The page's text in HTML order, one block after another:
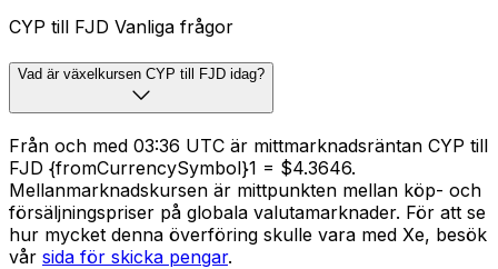
CYP till FJD Vanliga frågor
Vad är växelkursen CYP till FJD idag?
Från och med 03:36 UTC är mittmarknadsräntan CYP till
FJD {fromCurrencySymbol}1 = $4.3646.
Mellanmarknadskursen är mittpunkten mellan köp- och
försäljningspriser på globala valutamarknader. För att se
hur mycket denna överföring skulle vara med Xe, besök
vår sida för skicka pengar.